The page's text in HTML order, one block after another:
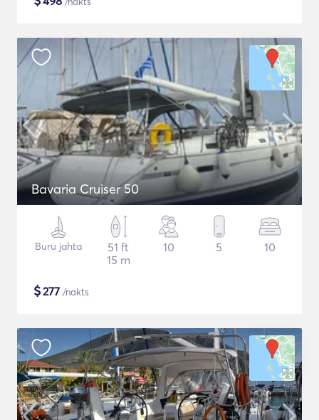
Bavaria Cruiser 50
Buru jahta
51 ft
15 m
10 5 10
$277 /nakts